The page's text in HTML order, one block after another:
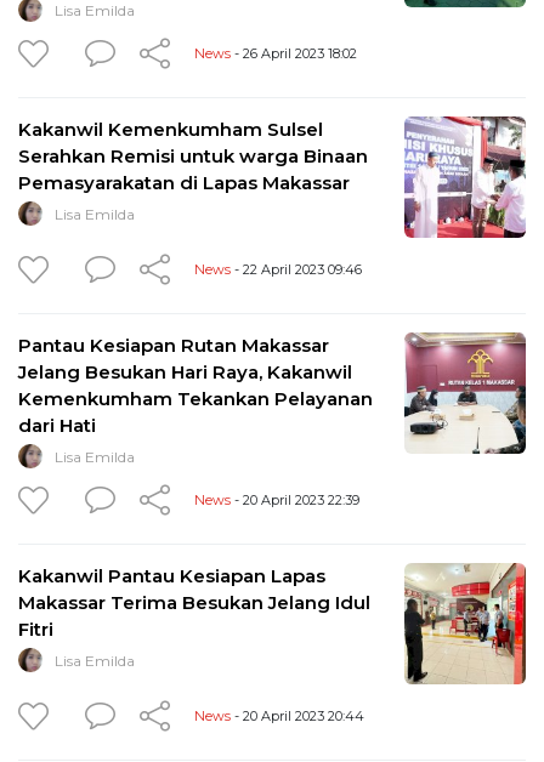
Lisa Emilda
News - 26 April 2023 18:02
Kakanwil Kemenkumham Sulsel
Serahkan Remisi untuk warga Binaan
Pemasyarakatan di Lapas Makassar
Lisa Emilda
News - 22 April 2023 09:46
Pantau Kesiapan Rutan Makassar
Jelang Besukan Hari Raya, Kakanwil
Kemenkumham Tekankan Pelayanan
dari Hati
Lisa Emilda
News - 20 April 2023 22:39
Kakanwil Pantau Kesiapan Lapas
Makassar Terima Besukan Jelang Idul
Fitri
Lisa Emilda
News - 20 April 2023 20:44